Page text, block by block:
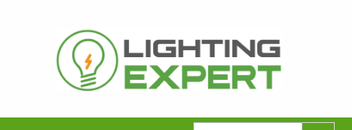
περιεχόμενο